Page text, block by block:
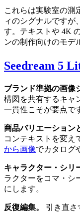
これらは実験室の測
ィのシグナルですが
す。テキストや 4K
ンの制作向けのモデ
Seedream 5
ブランド準拠の画像
構図を共有するキャ
一貫性こそが要点で
商品バリエーション
コンテキストを変え
から画像でカタログ
キャラクター・シリ
ラクターをコマ・シ
にします。
反復編集。
引き直さ